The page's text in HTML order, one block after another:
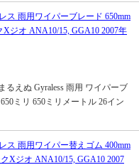
ス 雨用ワイパーブレード 650mm
ジオ ANA10/15, GGA10 2007年
えぬ Gyraless 雨用 ワイパーブ
ミリ 650ミリメートル 26イン
ス 雨用ワイパー替えゴム 400mm
Xジオ ANA10/15, GGA10 2007